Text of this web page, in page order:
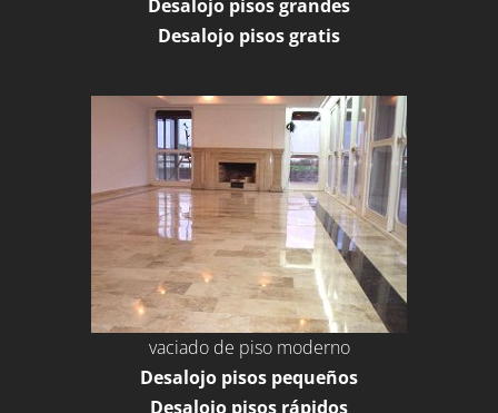
Desalojo pisos grandes
Desalojo pisos gratis
vaciado de piso moderno
Desalojo pisos pequeños
Desalojo pisos rápidos